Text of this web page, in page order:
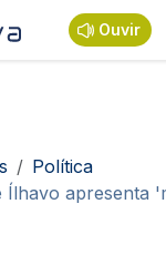
principal
Ouvir
Política
Ílhavo apresenta